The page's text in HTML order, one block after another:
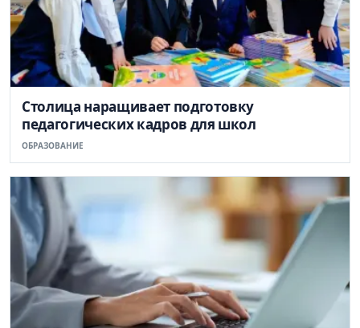
Столица наращивает подготовку
педагогических кадров для школ
ОБРАЗОВАНИЕ